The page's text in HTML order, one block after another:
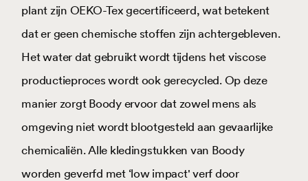
plant zijn OEKO-Tex gecertificeerd, wat betekent
dat er geen chemische stoffen zijn achtergebleven.
Het water dat gebruikt wordt tijdens het viscose
productieproces wordt ook gerecycled. Op deze
manier zorgt Boody ervoor dat zowel mens als
omgeving niet wordt blootgesteld aan gevaarlijke
chemicaliën. Alle kledingstukken van Boody
worden geverfd met ‘low impact' verf door